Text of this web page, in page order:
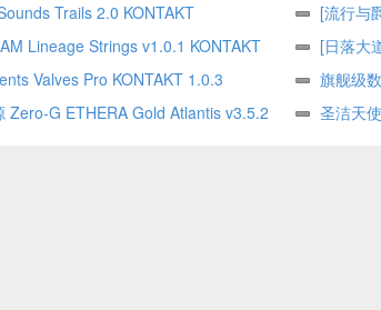
Trails 2.0 KONTAKT
[流行与
v1.3.0
Lineage Strings v1.0.1 KONTAKT
[日落大
KONTAKT
Valves Pro KONTAKT 1.0.3
旗舰级
集
Zero-G ETHERA Gold Atlantis v3.5.2
圣洁天